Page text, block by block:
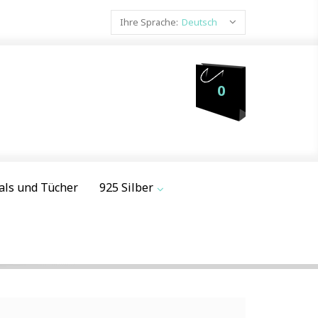
Ihre Sprache: Deutsch
0
und Tücher 925 Silber